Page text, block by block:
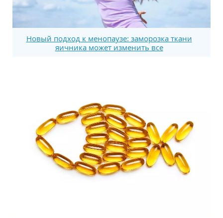
Новый подход к менопаузе: заморозка ткани
яичника может изменить все